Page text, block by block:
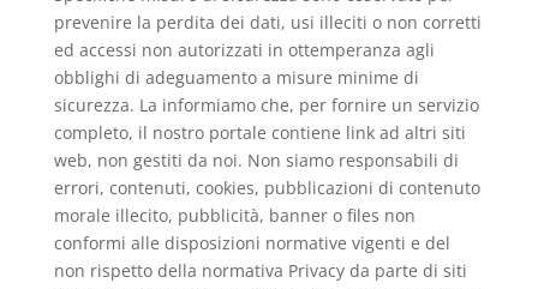
prevenire la perdita dei dati, usi illeciti o non corretti
ed accessi non autorizzati in ottemperanza agli
obblighi di adeguamento a misure minime di
sicurezza. La informiamo che, per fornire un servizio
completo, il nostro portale contiene link ad altri siti
web, non gestiti da noi. Non siamo responsabili di
errori, contenuti, cookies, pubblicazioni di contenuto
morale illecito, pubblicità, banner o files non
conformi alle disposizioni normative vigenti e del
non rispetto della normativa Privacy da parte di siti